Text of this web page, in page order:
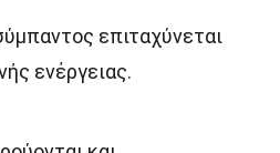
επιταχύνεται
ενέργειας.